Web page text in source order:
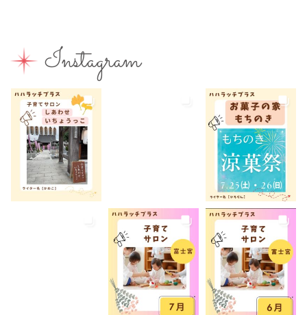
富士山本宮浅間大社 小学生
屋外イベント 幼児 広報ふじのみや
弁当 我が家のコロナ対策 授乳室あり
撮影スポット 有機野菜 未就園児
未就学児 水遊び 無料
産後ケア 病児保育 癒しスポット
見学 観光 観光地
託児有り 講座 講演会 転入ママ
離乳食持ち込みOK 離乳食販売 雨でも遊べる
駐車場あり
Instagram